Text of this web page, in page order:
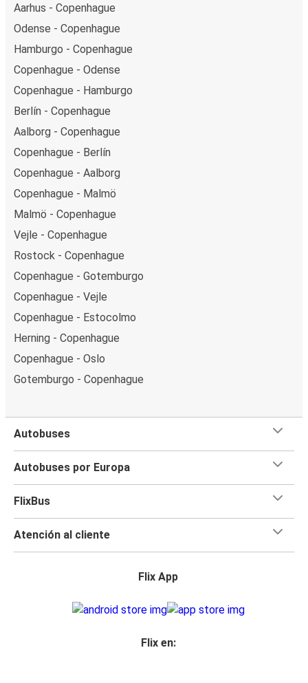
Aarhus - Copenhague
Odense - Copenhague
Hamburgo - Copenhague
Copenhague - Odense
Copenhague - Hamburgo
Berlín - Copenhague
Aalborg - Copenhague
Copenhague - Berlín
Copenhague - Aalborg
Copenhague - Malmö
Malmö - Copenhague
Vejle - Copenhague
Rostock - Copenhague
Copenhague - Gotemburgo
Copenhague - Vejle
Copenhague - Estocolmo
Herning - Copenhague
Copenhague - Oslo
Gotemburgo - Copenhague
Autobuses
Autobuses por Europa
FlixBus
Atención al cliente
Flix App
Flix en: